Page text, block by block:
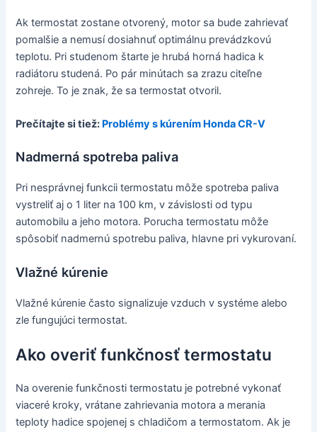
Ak termostat zostane otvorený, motor sa bude zahrievať
pomalšie a nemusí dosiahnuť optimálnu prevádzkovú
teplotu. Pri studenom štarte je hrubá horná hadica k
radiátoru studená. Po pár minútach sa zrazu citeľne
zohreje. To je znak, že sa termostat otvoril.
Prečítajte si tiež: Problémy s kúrením Honda CR-V
Nadmerná spotreba paliva
Pri nesprávnej funkcii termostatu môže spotreba paliva
vystreliť aj o 1 liter na 100 km, v závislosti od typu
automobilu a jeho motora. Porucha termostatu môže
spôsobiť nadmernú spotrebu paliva, hlavne pri vykurovaní.
Vlažné kúrenie
Vlažné kúrenie často signalizuje vzduch v systéme alebo
zle fungujúci termostat.
Ako overiť funkčnosť termostatu
Na overenie funkčnosti termostatu je potrebné vykonať
viaceré kroky, vrátane zahrievania motora a merania
teploty hadice spojenej s chladičom a termostatom. Ak je